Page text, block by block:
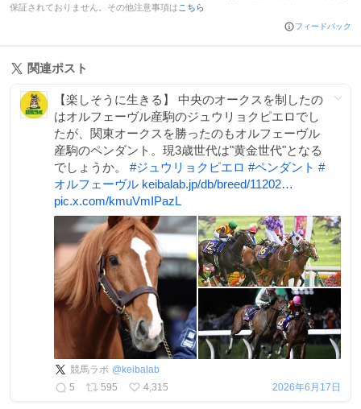
保証されておりません。その他注意事項は こちら
フィードバック
関連ポスト
【楽しそうに生きる】 中央のオークスを制したの
はオルフェーヴル産駒のジュウリョクピエロでし
たが、関東オークスを勝ったのもオルフェーヴル
産駒のペンダント。現3歳世代は"黄金世代"となる
でしょうか。 #ジュウリョクピエロ #ペンダント #
オルフェーヴル keibalab.jp/db/breed/11202…
pic.x.com/kmuVmIPazL
競馬ラボ @ keibalab
5
595 4,315 2026年6月17日